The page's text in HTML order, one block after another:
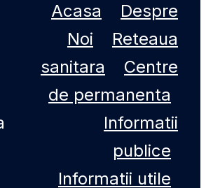
Acasa
Despre
Noi
Reteaua
sanitara
Centre
de permanenta
Informatii
publice
Informatii utile